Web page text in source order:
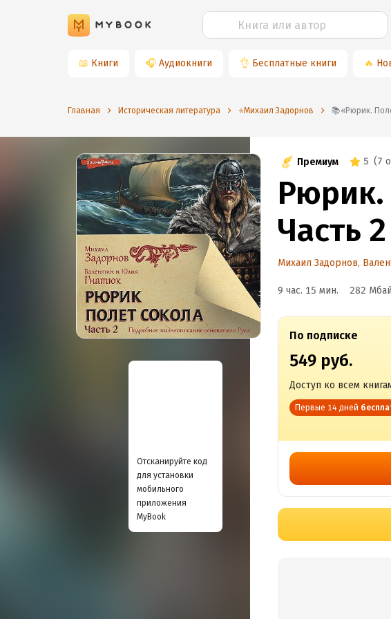
📖 Книги 🎧 Аудиокниги 👌 Бесплатные книги 🔥
Главная Историческая литература ⭐️Михаил Задорнов 📚«Рюрик.
Отсканируйте код
для установки
мобильного
приложения
MyBook
Премиум 5 (7
Рюрик.
Часть 2
Михаил Задорнов,
9 час. 15 мин. 282
По подписке
549 руб.
Доступ ко всем
Первые 14 дней